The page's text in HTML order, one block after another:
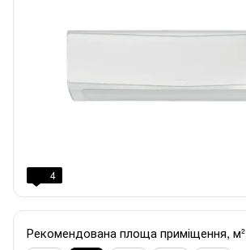
4
Рекомендована площа приміщення, м²